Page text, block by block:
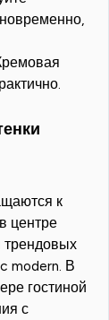
к
центре
трендовых
modern. В
гостиной
с